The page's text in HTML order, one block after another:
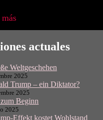
actuales
Weltgeschehen
2025
Trump – ein Diktator?
2025
Beginn
2025
Effekt kostet Wohlstand